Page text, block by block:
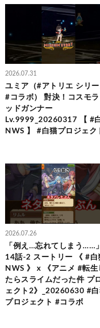
2026.07.31
ユミア（#アトリエ シリ
#コラボ） 對決！コスモ
ッドガンナー
Lv.9999_20260317 【 #
NWS 】 #白猫プロジェク
2026.07.26
「例え…忘れてしまう……」
14話-2 スートリー 《 #白
NWS 》 x 《アニメ #転生
たらスライムだった件 プ
ェクト2》_20260630 #
プロジェクト #コラボ